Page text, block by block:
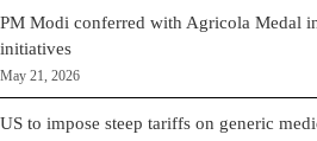
PM Modi conferred with Agricola Medal
initiatives
May 21, 2026
US to impose steep tariffs on generic